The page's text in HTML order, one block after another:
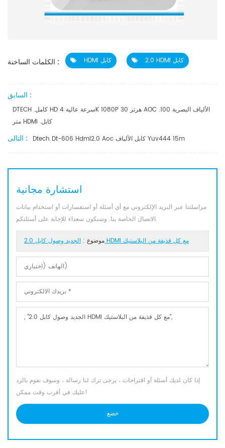
الكلمات الساخنة : HDMI كابل 2.0 HDMI كابل
السابق :
DTECH .كامل HD سرعة عالية 4K 1080P 30 هرتز AOC .الألياف البصرية 100
متر HDMI .كابل
التالى : Dtech Dt-606 Hdmi2.0 Aoc كابل الألياف Yuv444 15m
استشارة مجانية
مراسلتنا عبر البريد الإلكتروني مع أي أسئلة أو استفسارات أو استخدام بيانات
الاتصال الخاصة بنا. وسنكون سعداء للإجابة على أسئلتكم.
موضوع : الجديد وصول كابل 2.0 HDMI مع كل قذيفة من البلاستيك
إذا كان لديك أسئلة أو اقتراحات ، يرجى ترك لنا رسالة ، وسوف نقوم بالرد
عليك في أقرب وقت ممكن!